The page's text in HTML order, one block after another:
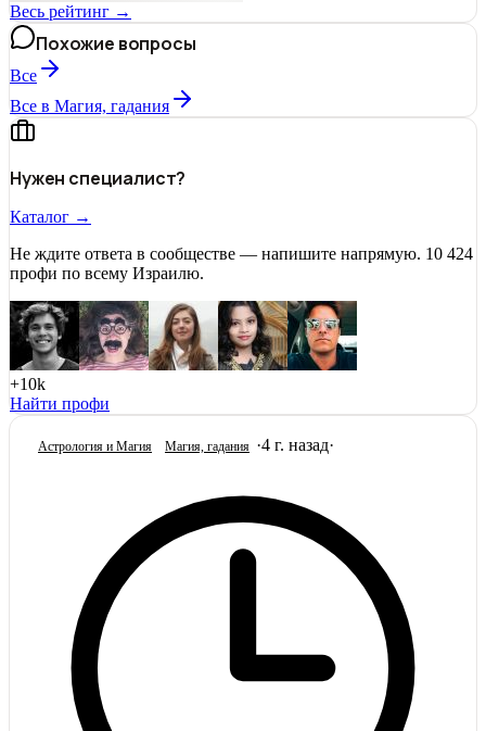
Весь рейтинг →
Похожие вопросы
Все
Все в Магия, гадания
Нужен специалист?
Каталог →
Не ждите ответа в сообществе — напишите напрямую. 10 424
профи по всему Израилю.
+10k
Найти профи
Астрология и Магия Магия, гадания ·4 г. назад·